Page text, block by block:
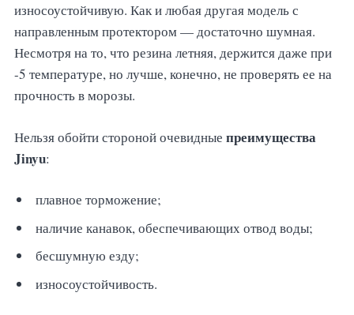
износоустойчивую. Как и любая другая модель с
направленным протектором — достаточно шумная.
Несмотря на то, что резина летняя, держится даже при
-5 температуре, но лучше, конечно, не проверять ее на
прочность в морозы.
Нельзя обойти стороной очевидные преимущества
Jinyu:
плавное торможение;
наличие канавок, обеспечивающих отвод воды;
бесшумную езду;
износоустойчивость.